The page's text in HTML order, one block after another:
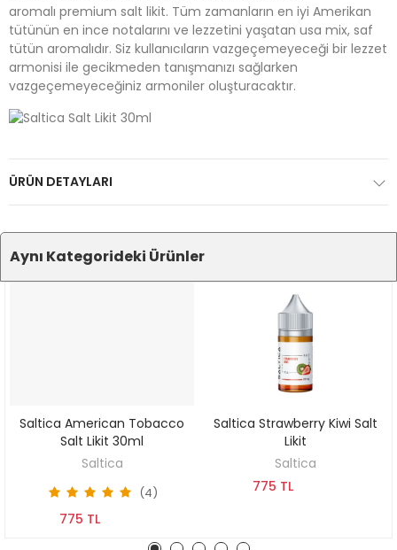
aromalı premium salt likit. Tüm zamanların en iyi Amerikan
tütünün en ince notalarını ve lezzetini yaşatan usa mix, saf
tütün aromalıdır. Siz kullanıcıların vazgeçemeyeceği bir lezzet
armonisi ile gecikmeden tanışmanızı sağlarken
vazgeçemeyeceğiniz armoniler oluşturacaktır.
ÜRÜN DETAYLARI
Aynı Kategorideki Ürünler
SEPETE EKLE
Saltica American Tobacco
Salt Likit 30ml
Saltica
(4)
775 TL
SEPETE EKLE
Saltica Strawberry Kiwi Salt
Likit
Saltica
775 TL